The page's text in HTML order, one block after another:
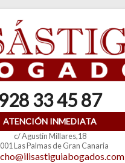
928 33 45 87
ATENCIÓN INMEDIATA
c/ Agustín Millares,18
Las Palmas de Gran Canaria